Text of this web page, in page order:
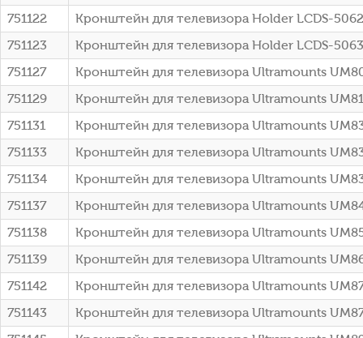
751122
Кронштейн для телевизора Holder LCDS-
751123
Кронштейн для телевизора Holder LCDS-
751127
Кронштейн для телевизора Ultramounts
751129
Кронштейн для телевизора Ultramounts
751131
Кронштейн для телевизора Ultramounts
751133
Кронштейн для телевизора Ultramounts
751134
Кронштейн для телевизора Ultramounts
751137
Кронштейн для телевизора Ultramounts
751138
Кронштейн для телевизора Ultramounts
751139
Кронштейн для телевизора Ultramounts
751142
Кронштейн для телевизора Ultramounts
751143
Кронштейн для телевизора Ultramounts